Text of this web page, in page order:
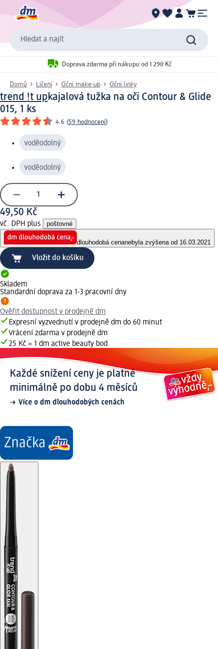
Hledat a najít
Doprava zdarma při nákupu od 1 290 Kč
Domů Líčení Oční make-up Oční linky
trend !t upkajalová tužka na oči Contour & Glide
015, 1 ks
4.6 (59 hodnocení)
voděodolný
voděodolný
49,50 Kč
vč. DPH plus poštovné
dlouhodobá cenanebyla zvýšena od 16.03.2021
Vložit do košíku
Skladem
Standardní doprava za 1-3 pracovní dny
Ověřit dostupnost v prodejně dm
Expresní vyzvednutí v prodejně dm do 60 minut
Vrácení zdarma v prodejně dm
25 Kč = 1 dm active beauty bod
Každé snížení ceny je platné
minimálně po dobu 4 měsíců
Více o dm dlouhodobých cenách